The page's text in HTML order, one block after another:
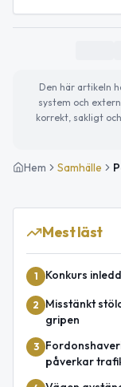
Den här artikeln
system och
korrekt, sakligt
Hem Samhälle
Mest läst
1 Konkurs
2
Misstänkt
gripen
3
påverkar